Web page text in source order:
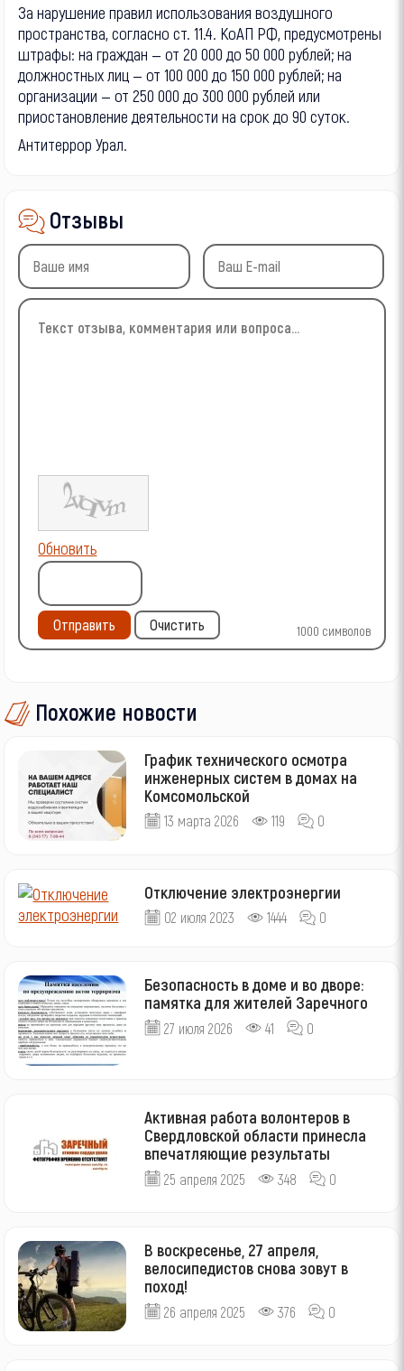
За нарушение правил использования воздушного
пространства, согласно ст. 11.4. КоАП РФ, предусмотрены
штрафы: на граждан — от 20 000 до 50 000 рублей; на
должностных лиц — от 100 000 до 150 000 рублей; на
организации — от 250 000 до 300 000 рублей или
приостановление деятельности на срок до 90 суток.
Антитеррор Урал.
Отзывы
1000 символов
Обновить
Отправить Очистить
Похожие новости
График технического осмотра
инженерных систем в домах на
Комсомольской
13 марта 2026 119 0
Отключение электроэнергии
02 июля 2023 1444 0
Безопасность в доме и во дворе:
памятка для жителей Заречного
27 июля 2026 41 0
Активная работа волонтеров в
Свердловской области принесла
впечатляющие результаты
25 апреля 2025 348 0
В воскресенье, 27 апреля,
велосипедистов снова зовут в
поход!
26 апреля 2025 376 0